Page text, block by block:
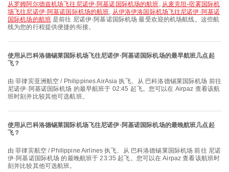
从罗姆阿尔德兹机场飞往尼诺伊·阿基诺国际机场的航班, 从麦克坦-宿雾国际机
场飞往尼诺伊·阿基诺国际机场的航班, 从伊洛伊洛国际机场飞往尼诺伊·阿基诺
国际机场的航班是前往 尼诺伊·阿基诺国际机场 最受欢迎的机场航线。这些航
线为您的行程提供便捷的衔接。
使用从巴科洛德锡莱国际机场飞往尼诺伊·阿基诺国际机场的最早航班几点起
飞？
由 菲律宾亚洲航空 / Philippines AirAsia 执飞、从 巴科洛德锡莱国际机场 前往
尼诺伊·阿基诺国际机场 的最早航班于 02:45 起飞。您可以在 Airpaz 查看该航
班时刻并比较其他可选航班。
使用从巴科洛德锡莱国际机场飞往尼诺伊·阿基诺国际机场的最晚航班几点起
飞？
由 菲律宾航空 / Philippine Airlines 执飞、从 巴科洛德锡莱国际机场 前往 尼诺
伊·阿基诺国际机场 的最晚航班于 23:35 起飞。您可以在 Airpaz 查看该航班时
刻并比较其他可选航班。